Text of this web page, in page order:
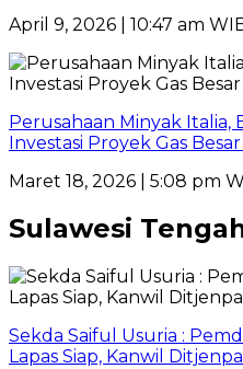
April 9, 2026 | 10:47 am
Perusahaan Minyak Italia,
Investasi Proyek Gas
Maret 18, 2026 | 5:08 pm
Sulawesi
Sekda Saiful Usuria :
Lapas Siap, Kanwil